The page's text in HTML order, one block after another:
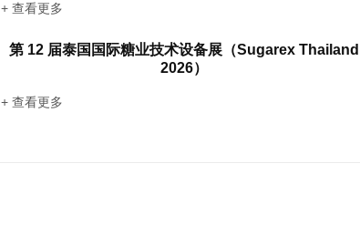
+ 查看更多
第 12 届泰国国际糖业技术设备展（Sugarex Thailand
2026）
+ 查看更多